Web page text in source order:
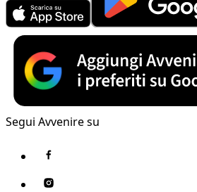
Segui Avvenire su